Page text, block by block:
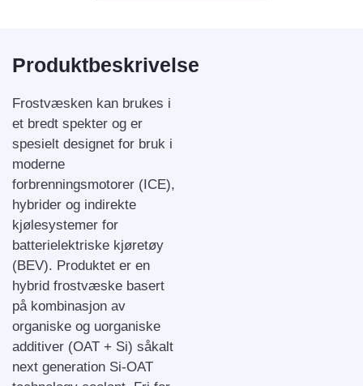
Produktbeskrivelse
Frostvæsken kan brukes i
et bredt spekter og er
spesielt designet for bruk i
moderne
forbrenningsmotorer (ICE),
hybrider og indirekte
kjølesystemer for
batterielektriske kjøretøy
(BEV). Produktet er en
hybrid frostvæske basert
på kombinasjon av
organiske og uorganiske
additiver (OAT + Si) såkalt
next generation Si-OAT